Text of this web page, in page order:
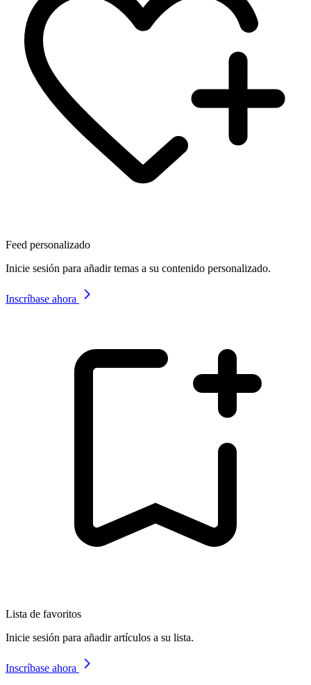
Feed personalizado
Inicie sesión para añadir temas a su contenido personalizado.
Inscríbase ahora
Lista de favoritos
Inicie sesión para añadir artículos a su lista.
Inscríbase ahora